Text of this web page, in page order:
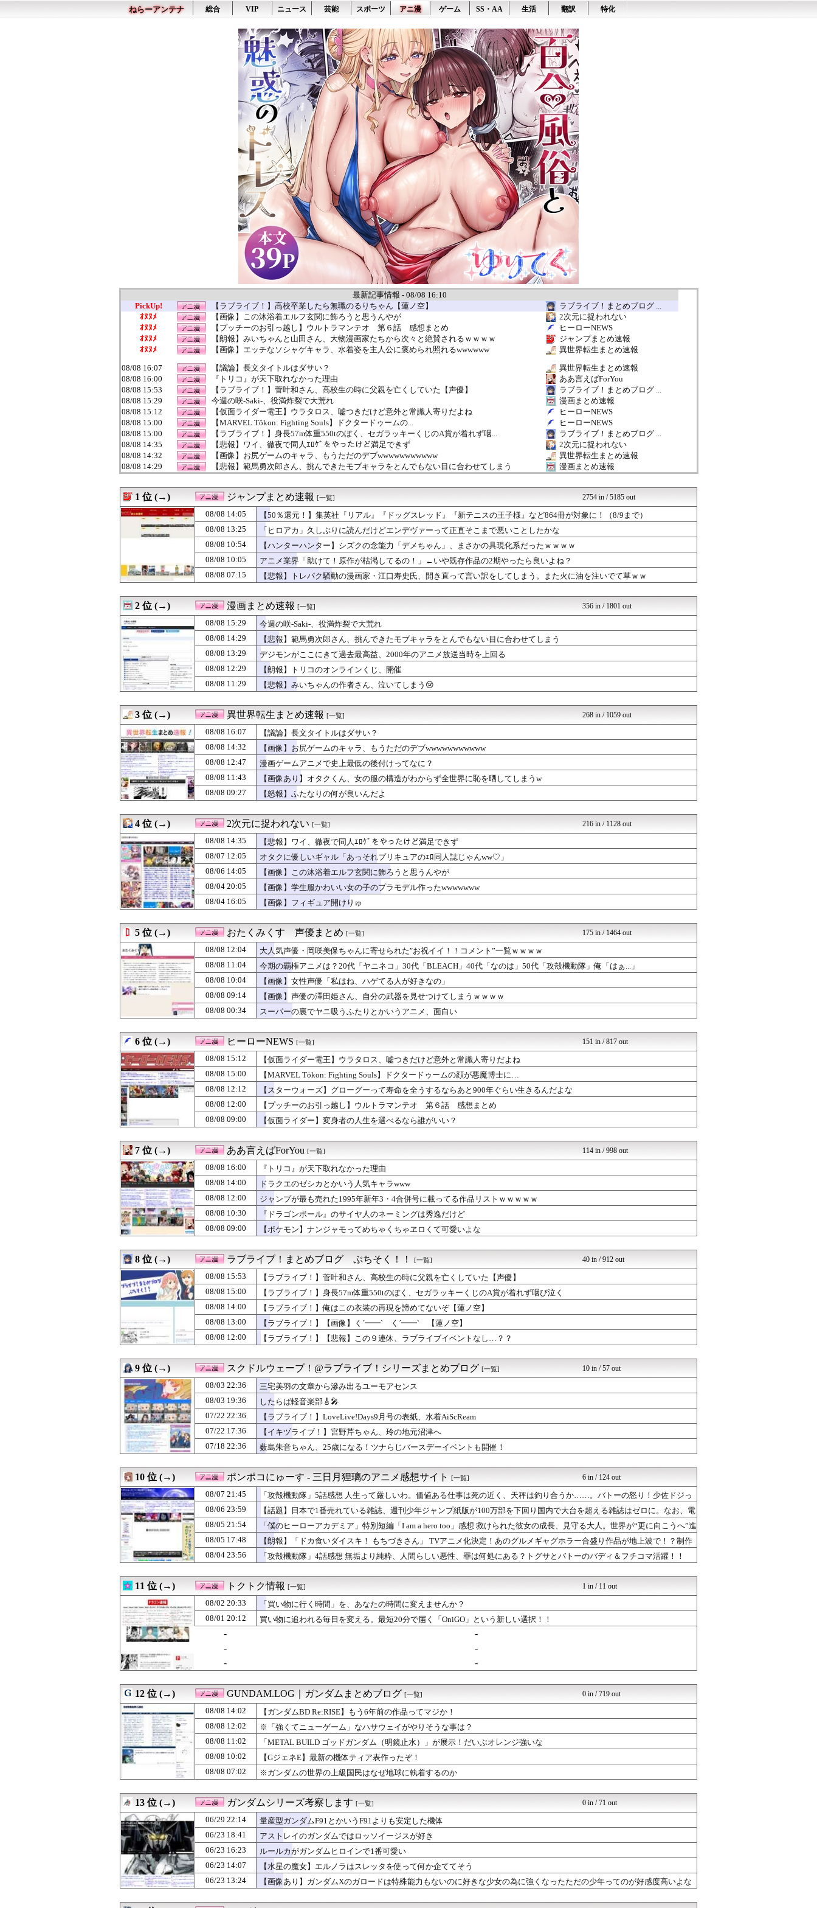
ねらーアンテナ 総合 VIP ニュース 芸能 スポーツ アニ漫 ゲーム SS・AA 生活 翻訳 特化
最新記事情報 - 08/08 16:10
PickUp!
【ラブライブ！】高校卒業したら無職のるりちゃん【蓮ノ空】
ラブライブ！まとめブログ ...
ｵﾇﾇﾒ
【画像】この沐浴着エルフ玄関に飾ろうと思うんやが
2次元に捉われない
ｵﾇﾇﾒ
【プッチーのお引っ越し】ウルトラマンテオ 第６話 感想まとめ
ヒーローNEWS
ｵﾇﾇﾒ
【朗報】みいちゃんと山田さん、大物漫画家たちから次々と絶賛されるｗｗｗｗ
ジャンプまとめ速報
ｵﾇﾇﾒ
【画像】エッチなソシャゲキャラ、水着姿を主人公に褒められ照れるwwwwww
異世界転生まとめ速報
08/08 16:07
【議論】長文タイトルはダサい？
異世界転生まとめ速報
08/08 16:00
『トリコ』が天下取れなかった理由
ああ言えばForYou
08/08 15:53
【ラブライブ！】菅叶和さん、高校生の時に父親を亡くしていた【声優】
ラブライブ！まとめブログ ...
08/08 15:29
今週の咲-Saki-、役満炸裂で大荒れ
漫画まとめ速報
08/08 15:12
【仮面ライダー電王】ウラタロス、嘘つきだけど意外と常識人寄りだよね
ヒーローNEWS
08/08 15:00
【MARVEL Tōkon: Fighting Souls】ドクタードゥームの...
ヒーローNEWS
08/08 15:00
【ラブライブ！】身長57m体重550tのぼく、セガラッキーくじのA賞が着れず咽...
ラブライブ！まとめブログ ...
08/08 14:35
【悲報】ワイ、徹夜で同人ｴﾛｹﾞをやったけど満足できず
2次元に捉われない
08/08 14:32
【画像】お尻ゲームのキャラ、もうただのデブwwwwwwwwwww
異世界転生まとめ速報
08/08 14:29
【悲報】範馬勇次郎さん、挑んできたモブキャラをとんでもない目に合わせてしまう
漫画まとめ速報
08/08 14:02
【ガンダムBD Re:RISE】もう6年前の作品ってマジか！
GUNDAM.LOG｜ガン...
08/08 14:00
【ラブライブ！】俺はこの衣装の再現を諦めてないぞ【蓮ノ空】
ラブライブ！まとめブログ ...
08/08 14:00
ドラクエのゼシカとかいう人気キャラwww
ああ言えばForYou
08/08 13:29
デジモンがここにきて過去最高益、2000年のアニメ放送当時を上回る
漫画まとめ速報
08/08 13:25
「ヒロアカ」久しぶりに読んだけどエンデヴァーって正直そこまで悪いことしたかな
ジャンプまとめ速報
【ラブライブ！】【画像】く´━━`ゝく´━━`ゝ【蓮ノ空】
ラブライブ！まとめブログ ...
漫画ゲームアニメで史上最低の後付けってなに？
異世界転生まとめ速報
08/08 12:29
【朗報】トリコのオンラインくじ、開催
漫画まとめ速報
08/08 12:12
【スターウォーズ】グローグーって寿命を全うするならあと900年ぐらい生きるんだ...
ヒーローNEWS
08/08 12:02
※「強くてニューゲーム」なハサウェイがやりそうな事は？
GUNDAM.LOG｜ガン...
08/08 12:00
【プッチーのお引っ越し】ウルトラマンテオ 第６話 感想まとめ
ヒーローNEWS
08/08 12:00
【ラブライブ！】【悲報】この９連休、ラブライブイベントなし…？？
08/08 12:00
ジャンプが最も売れた1995年新年3・4合併号に載ってる作品リストｗｗｗｗｗ
ああ言えばForYou
08/08 11:43
【画像あり】オタクくん、女の服の構造がわからず全世界に恥を晒してしまうw
08/08 11:29
【悲報】みいちゃんの作者さん、泣いてしまう😢
08/08 11:04
今期の覇権アニメは？20代「ヤニネコ」30代「BLEACH」40代「なのは」5...
おたくみくす 声優まとめ
08/08 11:02
「METAL BUILD ゴッドガンダム（明鏡止水）」が展示！だいぶオレンジ強...
GUNDAM.LOG｜ガン...
08/08 11:00
【ラブライブ！】【祝】逢田梨香子さん、誕生日【Aqours】
08/08 10:30
『ドラゴンボール』のサイヤ人のネーミングは秀逸だけど
ああ言えばForYou
08/08 10:29
『シュタインズ・ゲート リブート』鳳凰院凶真が存在しないγ（ガンマ）世界線が追...
漫画まとめ速報
08/08 10:05
アニメ業界「助けて！原作が枯渇してるの！」←いや既存作品の2期やったら良いよね...
08/08 10:04
【画像】女性声優「私はね、ハゲてる人が好きなの」
おたくみくす 声優まとめ
08/08 10:02
【GジェネE】最新の機体ティア表作ったぞ！
08/08 10:00
【ラブライブ！】逢田さんの奇行奇言で打線組んだ【Aqours】
08/08 09:29
ユニクロのBLEACHのTシャツ、オサレ過ぎる
漫画まとめ速報
08/08 09:27
【怒報】ふたなりの何が良いんだよ
異世界転生まとめ速報
08/08 09:14
【画像】声優の澤田姫さん、自分の武器を見せつけてしまうｗｗｗｗ
08/08 09:00
【ポケモン】ナンジャモってめちゃくちゃヱロくて可愛いよな
ああ言えばForYou
08/08 09:00
【ラブライブ！】【祝】優木せつ菜ちゃん、誕生日【虹ヶ咲】
ラブライブ！まとめブログ ...
08/08 08:29
メイドインアビス作者「ちいかわの映画を見てきたよ」
08/08 08:09
小説って専門用語や慣用句を使いすぎると一気に読みづらくなるよな
異世界転生まとめ速報
08/08 07:30
デスノートの主人公がお前らだった時にありがちなことｗｗｗｗｗ
08/08 07:15
【悲報】トレパク騒動の漫画家・江口寿史氏、開き直って言い訳をしてしまう。また火...
08/08 07:12
【特撮】アニメみたいな衣装でも着こなせるヒロインって凄くない？
08/08 07:02
※ガンダムの世界の上級国民はなぜ地球に執着するのか
GUNDAM.LOG｜ガン...
08/08 06:00
【ウルトラマン】バルタン星人が登場！！YouTubeで「科特隊宇宙へ」を配信！...
08/08 05:09
【画像】ワイ、このバニーエロフィギュアが欲しすぎて泣く…
異世界転生まとめ速報
08/08 03:00
【仮面ライダーマイス】「DXマイスドライバー」のレビュー動画公開！！
ヒーローNEWS
08/08 02:02
ガンダム・センチネルの小説を読んでラスボスに驚いた
08/08 00:34
スーパーの裏でヤニ吸うふたりとかいうアニメ、面白い
おたくみくす 声優まとめ
08/08 00:07
『これ描いて死ね』6話感想 初コミティア完売おめでとう！
ああ言えばForYou
08/08 00:04
【朗報】声優の永瀬アンナさん、公式に次世代のエースとして認められる
08/08 00:02
無双するガンダムって意外といないよね
【画像】漫画読んでて「生々しいな･･･」と思った描写ｗｗｗｗ
ジャンプまとめ速報
【悲報】「鬼滅」「NARUTO」「ジョジョ」のゲームを作った会社の取締役、ジャ...
08/07 22:34
お盆で一気見すべきアニメ教えてや
08/07 22:28
【画像】エッチなソシャゲキャラ、水着姿を主人公に褒められ照れるwwwwww
異世界転生まとめ速報
08/07 22:02
※コロニーに雑草は生えるのか？
08/07 21:45
「攻殻機動隊」5話感想 人生って厳しいわ。価値ある仕事は死の近く、天秤は釣り合...
ポンポコにゅーす - 三日...
08/07 17:45
【50％還元！】講談社セール『伍と碁』『ハナバス』『POLE STAR』など約...
ジャンプまとめ速報
08/07 12:05
オタクに優しいギャル「あっそれプリキュアのｴﾛ同人誌じゃんww♡」
2次元に捉われない
08/06 23:59
【話題】日本で1番売れている雑誌、週刊少年ジャンプ紙版が100万部を下回り国内...
08/06 14:05
【画像】この沐浴着エルフ玄関に飾ろうと思うんやが
2次元に捉われない
08/05 21:54
「僕のヒーローアカデミア」特別短編「I am a hero too」感想 救け...
08/05 17:48
【朗報】「ドカ食いダイスキ！ もちづきさん」 TVアニメ化決定！あのグルメギャ... ポンポコにゅーす - 三日...
1 位 (→) ジャンプまとめ速報 [一覧] 2754 in / 5185 out
08/08 14:05
【50％還元！】集英社『リアル』『ドッグスレッド』『新テニスの王子様』など864冊が対象に！（8/9まで）
08/08 13:25
「ヒロアカ」久しぶりに読んだけどエンデヴァーって正直そこまで悪いことしたかな
08/08 10:54
【ハンターハンター】シズクの念能力「デメちゃん」、まさかの具現化系だったｗｗｗｗ
08/08 10:05
アニメ業界「助けて！原作が枯渇してるの！」←いや既存作品の2期やったら良いよね？
08/08 07:15
【悲報】トレパク騒動の漫画家・江口寿史氏、開き直って言い訳をしてしまう。また火に油を注いでて草ｗｗ
2 位 (→) 漫画まとめ速報 [一覧] 356 in / 1801 out
08/08 15:29
今週の咲-Saki-、役満炸裂で大荒れ
08/08 14:29
【悲報】範馬勇次郎さん、挑んできたモブキャラをとんでもない目に合わせてしまう
08/08 13:29
デジモンがここにきて過去最高益、2000年のアニメ放送当時を上回る
08/08 12:29
【朗報】トリコのオンラインくじ、開催
08/08 11:29
【悲報】みいちゃんの作者さん、泣いてしまう😢
3 位 (→) 異世界転生まとめ速報 [一覧] 268 in / 1059 out
08/08 16:07
【議論】長文タイトルはダサい？
08/08 14:32
【画像】お尻ゲームのキャラ、もうただのデブwwwwwwwwwww
08/08 12:47
漫画ゲームアニメで史上最低の後付けってなに？
08/08 11:43
【画像あり】オタクくん、女の服の構造がわからず全世界に恥を晒してしまうw
08/08 09:27
【怒報】ふたなりの何が良いんだよ
4 位 (→) 2次元に捉われない [一覧] 216 in / 1128 out
08/08 14:35
【悲報】ワイ、徹夜で同人ｴﾛｹﾞをやったけど満足できず
08/07 12:05
オタクに優しいギャル「あっそれプリキュアのｴﾛ同人誌じゃんww♡」
08/06 14:05
【画像】この沐浴着エルフ玄関に飾ろうと思うんやが
08/04 20:05
【画像】学生服かわいい女の子のプラモデル作ったwwwwwww
08/04 16:05
【画像】フィギュア開けりゅ
5 位 (→) おたくみくす 声優まとめ [一覧] 175 in / 1464 out
08/08 12:04
大人気声優・岡咲美保ちゃんに寄せられた″お祝イイ！！コメント”一覧ｗｗｗｗ
08/08 11:04
今期の覇権アニメは？20代「ヤニネコ」30代「BLEACH」40代「なのは」50代「攻殻機動隊」俺「はぁ...」
08/08 10:04
【画像】女性声優「私はね、ハゲてる人が好きなの」
08/08 09:14
【画像】声優の澤田姫さん、自分の武器を見せつけてしまうｗｗｗｗ
08/08 00:34
スーパーの裏でヤニ吸うふたりとかいうアニメ、面白い
6 位 (→) ヒーローNEWS [一覧] 151 in / 817 out
08/08 15:12
【仮面ライダー電王】ウラタロス、嘘つきだけど意外と常識人寄りだよね
08/08 15:00
【MARVEL Tōkon: Fighting Souls】ドクタードゥームの顔が悪魔博士に…
08/08 12:12
【スターウォーズ】グローグーって寿命を全うするならあと900年ぐらい生きるんだよな
08/08 12:00
【プッチーのお引っ越し】ウルトラマンテオ 第６話 感想まとめ
08/08 09:00
【仮面ライダー】変身者の人生を選べるなら誰がいい？
7 位 (→) ああ言えばForYou [一覧] 114 in / 998 out
08/08 16:00
『トリコ』が天下取れなかった理由
08/08 14:00
ドラクエのゼシカとかいう人気キャラwww
08/08 12:00
ジャンプが最も売れた1995年新年3・4合併号に載ってる作品リストｗｗｗｗｗ
08/08 10:30
『ドラゴンボール』のサイヤ人のネーミングは秀逸だけど
08/08 09:00
【ポケモン】ナンジャモってめちゃくちゃヱロくて可愛いよな
8 位 (→) ラブライブ！まとめブログ ぷちそく！！ [一覧] 40 in / 912 out
08/08 15:53
【ラブライブ！】菅叶和さん、高校生の時に父親を亡くしていた【声優】
08/08 15:00
【ラブライブ！】身長57m体重550tのぼく、セガラッキーくじのA賞が着れず咽び泣く
08/08 14:00
【ラブライブ！】俺はこの衣装の再現を諦めてないぞ【蓮ノ空】
08/08 13:00
【ラブライブ！】【画像】く´━━`ゝく´━━`ゝ【蓮ノ空】
08/08 12:00
【ラブライブ！】【悲報】この９連休、ラブライブイベントなし…？？
9 位 (→) スクドルウェーブ！@ラブライブ！シリーズまとめブログ [一覧] 10 in / 57 out
08/03 22:36
三宅美羽の文章から滲み出るユーモアセンス
08/03 19:36
したらば軽音楽部🎸🎤
07/22 22:36
【ラブライブ！】LoveLive!Days9月号の表紙、水着AiScReam
07/22 17:36
【イキヅライブ！】宮野芹ちゃん、玲の地元沼津へ
07/18 22:36
薮島朱音ちゃん、25歳になる！ツナらじバースデーイベントも開催！
10 位 (→) ポンポコにゅーす - 三日月狸璃のアニメ感想サイト [一覧] 6 in / 124 out
08/07 21:45
「攻殻機動隊」5話感想 人生って厳しいわ。価値ある仕事は死の近く、天秤は釣り合うか……。バトーの怒り！少佐ドジっ
娘も面白い！！「THE GHOST IN THE SHELL」
08/06 23:59
【話題】日本で1番売れている雑誌、週刊少年ジャンプ紙版が100万部を下回り国内で大台を超える雑誌はゼロに。なお、電
子版を含めた漫画市場規模は歴史上最盛期を迎えている！！
08/05 21:54
「僕のヒーローアカデミア」特別短編「I am a hero too」感想 救けられた彼女の成長、見守る大人。世界が“更に向こうへ”進
む音をその歌で聴け！(ヒロアカファンブック読切アニメ)
08/05 17:48
【朗報】「ドカ食いダイスキ！ もちづきさん」 TVアニメ化決定！あのグルメギャグホラー合盛り作品が地上波で！？制作
会社はパッショーネと発表。
08/04 23:56
「攻殻機動隊」4話感想 無垢より純粋、人間らしい悪性、罪は何処にある？トグサとバトーのバディ＆フチコマ活躍！！
11 位 (→) トクトク情報 [一覧] 1 in / 11 out
08/02 20:33
「買い物に行く時間」を、あなたの時間に変えませんか？
08/01 20:12
買い物に追われる毎日を変える。最短20分で届く「OniGO」という新しい選択！！
-
-
-
-
-
-
12 位 (→) GUNDAM.LOG｜ガンダムまとめブログ [一覧] 0 in / 719 out
08/08 14:02
【ガンダムBD Re:RISE】もう6年前の作品ってマジか！
08/08 12:02
※「強くてニューゲーム」なハサウェイがやりそうな事は？
08/08 11:02
「METAL BUILD ゴッドガンダム（明鏡止水）」が展示！だいぶオレンジ強いな
08/08 10:02
【GジェネE】最新の機体ティア表作ったぞ！
08/08 07:02
※ガンダムの世界の上級国民はなぜ地球に執着するのか
13 位 (→) ガンダムシリーズ考察します [一覧] 0 in / 71 out
06/29 22:14
量産型ガンダムF91とかいうF91よりも安定した機体
06/23 18:41
アストレイのガンダムではロッソイージスが好き
06/23 16:23
ルールカがガンダムヒロインで1番可愛い
06/23 14:07
【水星の魔女】エルノラはスレッタを使って何か企ててそう
06/23 13:24
【画像あり】ガンダムXのガロードは特殊能力もないのに好きな少女の為に強くなったただの少年ってのが好感度高いよな